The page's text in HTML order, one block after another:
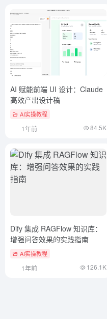
AI 赋能前端 UI 设计：Claude
高效产出设计稿
AI实操教程
1年前 84.5K
Dify 集成 RAGFlow 知识库：
增强问答效果的实践指南
AI实操教程
1年前 126.1K